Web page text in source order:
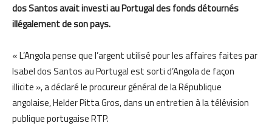
dos Santos avait investi au Portugal des fonds détournés
illégalement de son pays.
« L’Angola pense que l’argent utilisé pour les affaires faites par
Isabel dos Santos au Portugal est sorti d’Angola de façon
illicite », a déclaré le procureur général de la République
angolaise, Helder Pitta Gros, dans un entretien à la télévision
publique portugaise RTP.